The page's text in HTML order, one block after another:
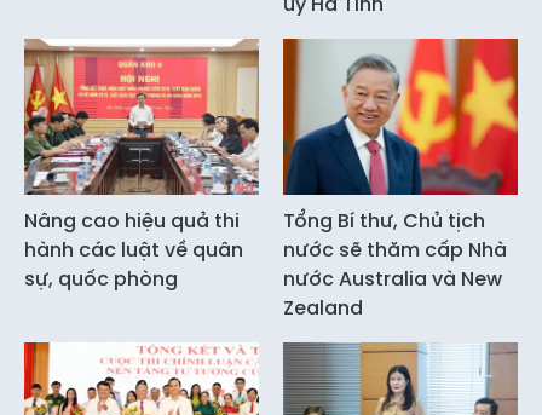
Nâng cao hiệu quả thi
hành các luật về quân
sự, quốc phòng
Tổng Bí thư, Chủ tịch
nước sẽ thăm cấp Nhà
nước Australia và New
Zealand